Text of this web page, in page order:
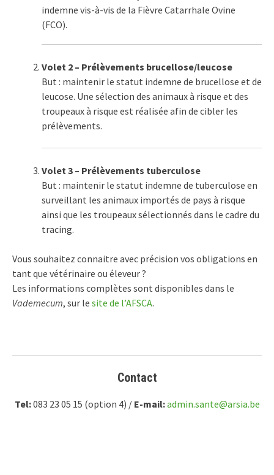
indemne vis-à-vis de la Fièvre Catarrhale Ovine
(FCO).
Volet 2 – Prélèvements brucellose/leucose
But : maintenir le statut indemne de brucellose et de
leucose. Une sélection des animaux à risque et des
troupeaux à risque est réalisée afin de cibler les
prélèvements.
Volet 3 – Prélèvements tuberculose
But : maintenir le statut indemne de tuberculose en
surveillant les animaux importés de pays à risque
ainsi que les troupeaux sélectionnés dans le cadre du
tracing.
Vous souhaitez connaitre avec précision vos obligations en
tant que vétérinaire ou éleveur ?
Les informations complètes sont disponibles dans le
Vademecum, sur le site de l’AFSCA.
Contact
Tel:083 23 05 15 (option 4) / E-mail:admin.sante@arsia.be